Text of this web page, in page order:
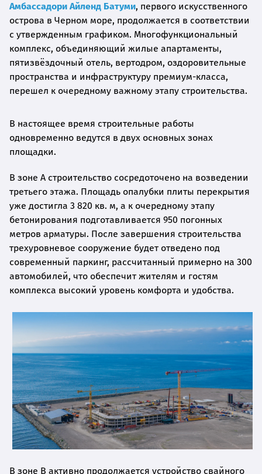
Амбассадори Айленд Батуми, первого искусственного
острова в Черном море, продолжается в соответствии
с утвержденным графиком. Многофункциональный
комплекс, объединяющий жилые апартаменты,
пятизвёздочный отель, вертодром, оздоровительные
пространства и инфраструктуру премиум-класса,
перешел к очередному важному этапу строительства.
В настоящее время строительные работы
одновременно ведутся в двух основных зонах
площадки.
В зоне A строительство сосредоточено на возведении
третьего этажа. Площадь опалубки плиты перекрытия
уже достигла 3 820 кв. м, а к очередному этапу
бетонирования подготавливается 950 погонных
метров арматуры. После завершения строительства
трехуровневое сооружение будет отведено под
современный паркинг, рассчитанный примерно на 300
автомобилей, что обеспечит жителям и гостям
комплекса высокий уровень комфорта и удобства.
В зоне B активно продолжается устройство свайного